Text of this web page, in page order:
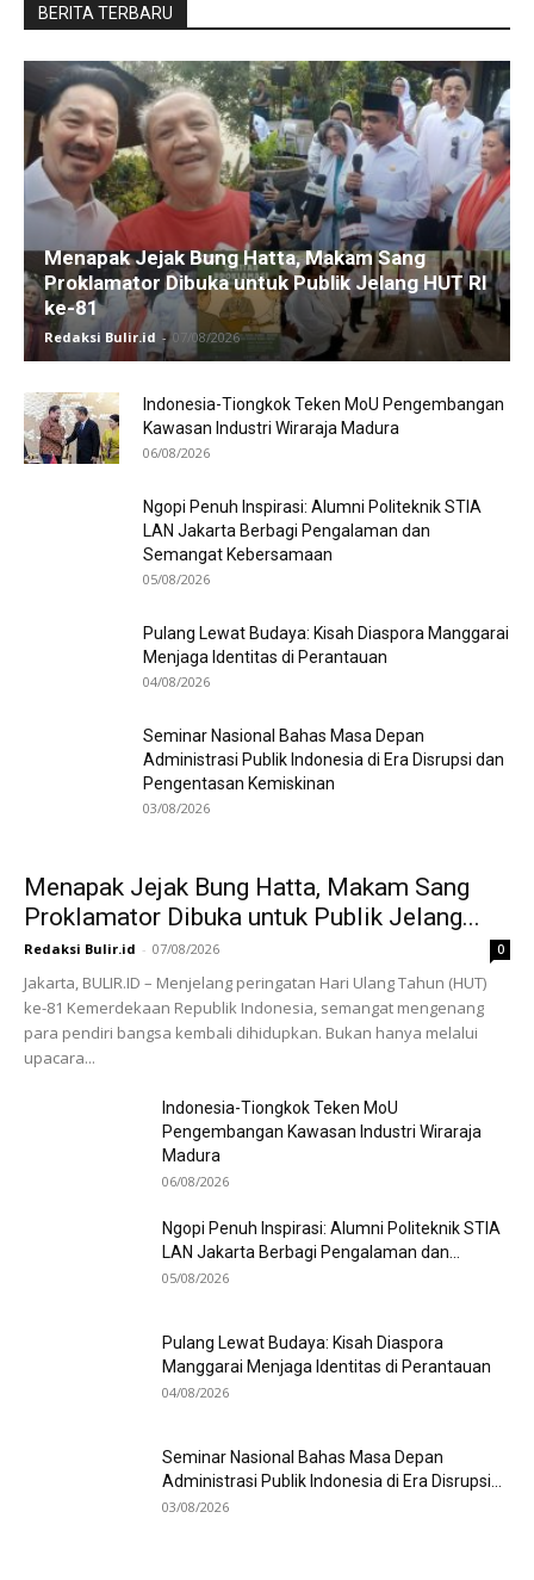
BERITA TERBARU
Menapak Jejak Bung Hatta, Makam Sang
Proklamator Dibuka untuk Publik Jelang HUT RI
ke-81
Redaksi Bulir.id - 07/08/2026
Indonesia-Tiongkok Teken MoU Pengembangan
Kawasan Industri Wiraraja Madura
06/08/2026
Ngopi Penuh Inspirasi: Alumni Politeknik STIA
LAN Jakarta Berbagi Pengalaman dan
Semangat Kebersamaan
05/08/2026
Pulang Lewat Budaya: Kisah Diaspora Manggarai
Menjaga Identitas di Perantauan
04/08/2026
Seminar Nasional Bahas Masa Depan
Administrasi Publik Indonesia di Era Disrupsi dan
Pengentasan Kemiskinan
03/08/2026
Menapak Jejak Bung Hatta, Makam Sang
Proklamator Dibuka untuk Publik Jelang...
Redaksi Bulir.id - 07/08/2026 0
Jakarta, BULIR.ID – Menjelang peringatan Hari Ulang Tahun (HUT)
ke-81 Kemerdekaan Republik Indonesia, semangat mengenang
para pendiri bangsa kembali dihidupkan. Bukan hanya melalui
upacara...
Indonesia-Tiongkok Teken MoU
Pengembangan Kawasan Industri Wiraraja
Madura
06/08/2026
Ngopi Penuh Inspirasi: Alumni Politeknik STIA
LAN Jakarta Berbagi Pengalaman dan...
05/08/2026
Pulang Lewat Budaya: Kisah Diaspora
Manggarai Menjaga Identitas di Perantauan
04/08/2026
Seminar Nasional Bahas Masa Depan
Administrasi Publik Indonesia di Era Disrupsi...
03/08/2026